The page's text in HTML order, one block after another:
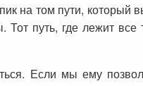
на том пути,
Тот путь, где лежит
Если мы ему